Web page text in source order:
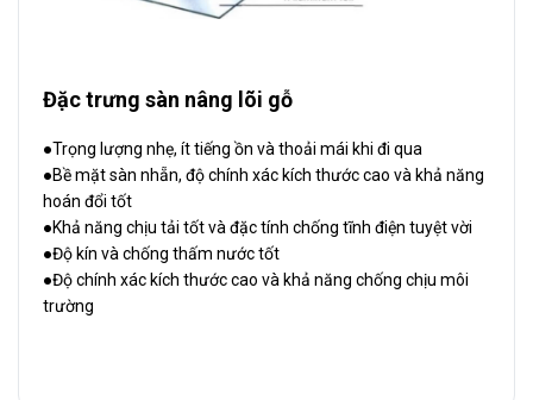
Đặc trưng sàn nâng lõi gỗ
●Trọng lượng nhẹ, ít tiếng ồn và thoải mái khi đi qua
●Bề mặt sàn nhẵn, độ chính xác kích thước cao và khả năng
hoán đổi tốt
●Khả năng chịu tải tốt và đặc tính chống tĩnh điện tuyệt vời
●Độ kín và chống thấm nước tốt
●Độ chính xác kích thước cao và khả năng chống chịu môi
trường